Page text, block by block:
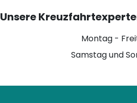
Unsere
Montag -
Samstag und